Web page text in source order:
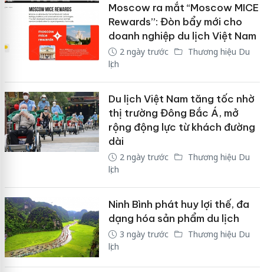
Moscow ra mắt “Moscow MICE
Rewards”: Đòn bẩy mới cho
doanh nghiệp du lịch Việt Nam
2 ngày trước
Thương hiệu Du
lịch
Du lịch Việt Nam tăng tốc nhờ
thị trường Đông Bắc Á, mở
rộng động lực từ khách đường
dài
2 ngày trước
Thương hiệu Du
lịch
Ninh Bình phát huy lợi thế, đa
dạng hóa sản phẩm du lịch
3 ngày trước
Thương hiệu Du
lịch